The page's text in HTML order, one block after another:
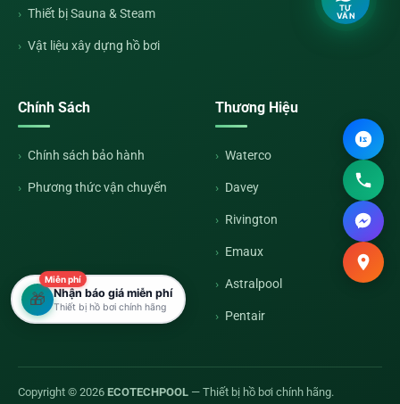
Thiết bị Sauna & Steam
Vật liệu xây dựng hồ bơi
Chính Sách
Chính sách bảo hành
Phương thức vận chuyển
Thương Hiệu
Waterco
Davey
Rivington
Emaux
Astralpool
Pentair
Copyright © 2026 ECOTECHPOOL — Thiết bị hồ bơi chính hãng.
TƯ
VẤN
Miễn phí
🎁 Nhận báo giá miễn phí
Thiết bị hồ bơi chính hãng